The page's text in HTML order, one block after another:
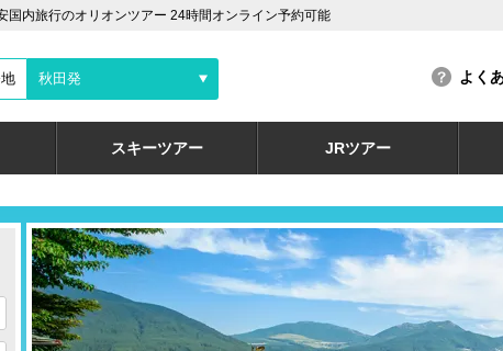
国内旅行のオリオンツアー 24時間オンライン予約可能
秋田発 よく
スキーツアー JRツアー